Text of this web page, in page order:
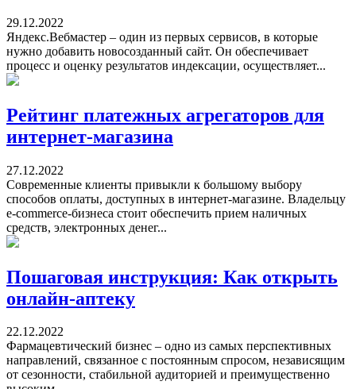
29.12.2022
Яндекс.Вебмастер – один из первых сервисов, в которые
нужно добавить новосозданный сайт. Он обеспечивает
процесс и оценку результатов индексации, осуществляет...
Рейтинг платежных агрегаторов для
интернет-магазина
27.12.2022
Современные клиенты привыкли к большому выбору
способов оплаты, доступных в интернет-магазине. Владельцу
e-commerce-бизнеса стоит обеспечить прием наличных
средств, электронных денег...
Пошаговая инструкция: Как открыть
онлайн-аптеку
22.12.2022
Фармацевтический бизнес – одно из самых перспективных
направлений, связанное с постоянным спросом, независящим
от сезонности, стабильной аудиторией и преимущественно